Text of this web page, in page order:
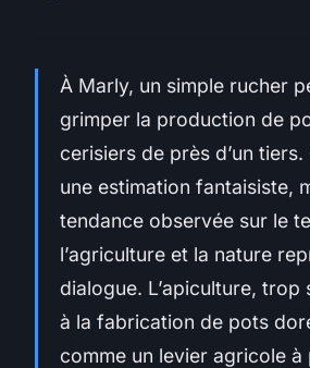
À Marly, un simple rucher
grimper la production de
cerisiers de près d’un tiers.
une estimation fantaisiste,
tendance observée sur le
l’agriculture et la nature
dialogue. L’apiculture,
à la fabrication de pots
comme un levier agricole à